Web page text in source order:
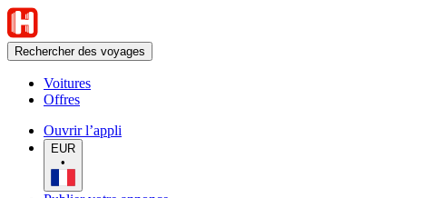
Rechercher des voyages
Voitures
Offres
Ouvrir l’appli
EUR
•